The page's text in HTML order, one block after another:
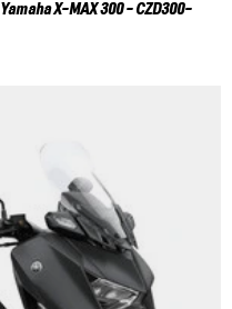
YamahaX-MAX 300 - CZD300-